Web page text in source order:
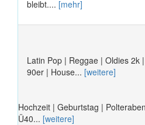
bleibt.... [mehr]
Latin Pop | Reggae | Oldies 2k
90er | House... [weitere]
Hochzeit | Geburtstag |
Ü40... [weitere]